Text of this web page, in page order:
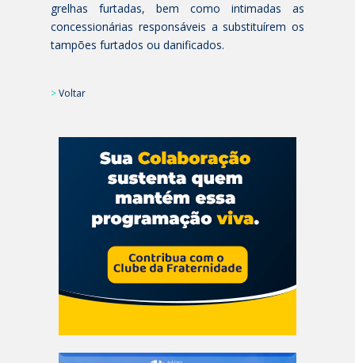
grelhas furtadas, bem como intimadas as
concessionárias responsáveis a substituírem os
tampões furtados ou danificados.
>Voltar